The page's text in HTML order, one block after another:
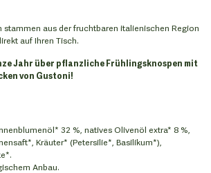
stammen aus der fruchtbaren italienischen Region
auf Ihren Tisch.
Jahr über pflanzliche Frühlingsknospen mit
von Gustoni!
32 %, natives Olivenöl extra* 8 %,
Kräuter* (Petersilie*, Basilikum*),
Anbau.